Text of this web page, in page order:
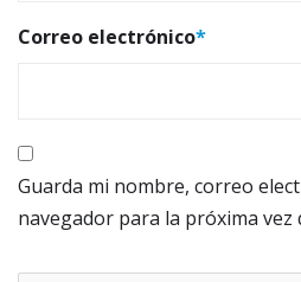
Correo electrónico*
Guarda mi nombre, correo
navegador para la próxima vez